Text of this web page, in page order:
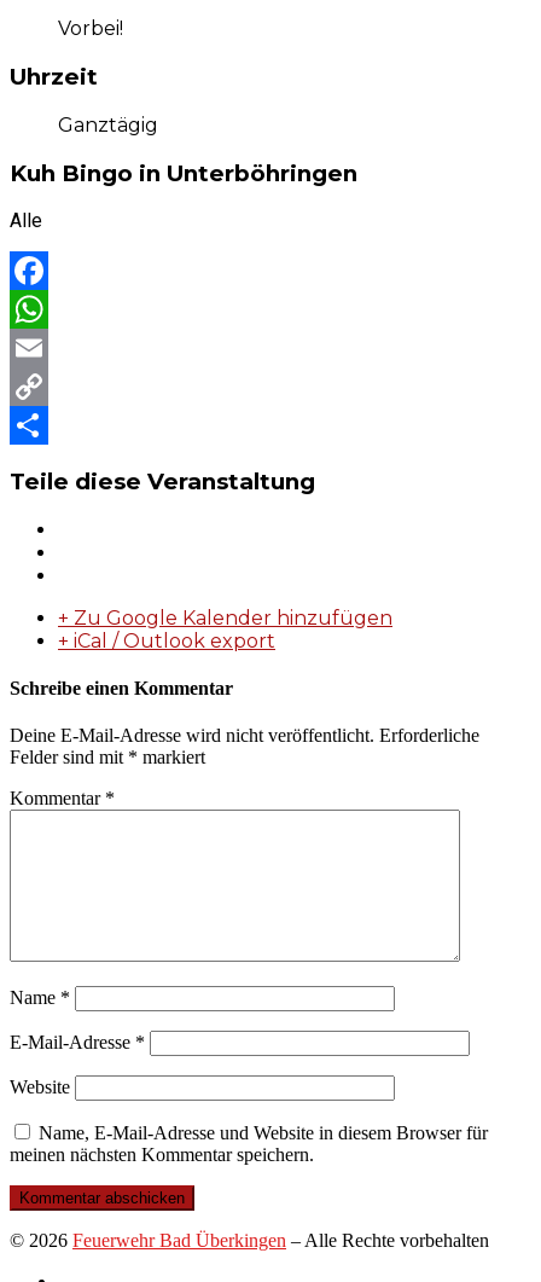
Vorbei!
Uhrzeit
Ganztägig
Kuh Bingo in Unterböhringen
Alle
Facebook
WhatsApp
Email
Copy
Teile diese Veranstaltung
+ Zu Google Kalender hinzufügen
+ iCal / Outlook export
Schreibe einen Kommentar
Deine E-Mail-Adresse wird nicht veröffentlicht. Erforderliche
Felder sind mit * markiert
Kommentar *
Name *
E-Mail-Adresse *
Website
Name, E-Mail-Adresse und Website in diesem Browser für
meinen nächsten Kommentar speichern.
© 2026 Feuerwehr Bad Überkingen – Alle Rechte vorbehalten